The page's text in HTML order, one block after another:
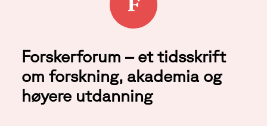
Forskerforum – et tidsskrift
om forskning, akademia og
høyere utdanning